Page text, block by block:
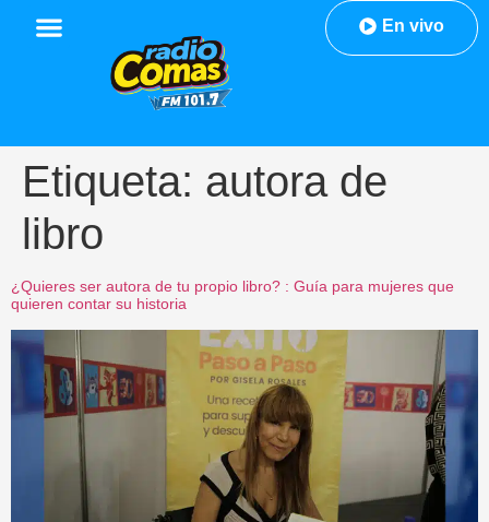
En vivo
Etiqueta: autora de
libro
¿Quieres ser autora de tu propio libro? : Guía para mujeres que
quieren contar su historia